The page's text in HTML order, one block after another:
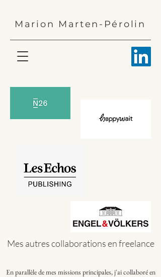
Marion Marten-Pérolin
Mes autres collaborations en freelance
En parallèle de mes missions principales, j'ai collaboré en